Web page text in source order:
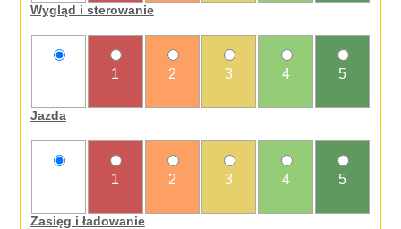
Wygląd i sterowanie
1 2 3 4 5
Jazda
1 2 3 4 5
Zasięg i ładowanie